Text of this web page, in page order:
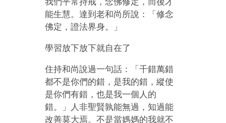
能生慧。達到老和尚所說：「修念
佛定，證法界身。」
學習放下放下就自在了
住持和尚說過一句話：「千錯萬錯
都不是你們的錯，是我的錯，縱使
是你們有錯，也是我一個人的
錯。」人非聖賢孰能無過，知過能
改善莫大焉。不是當媽媽的我就不